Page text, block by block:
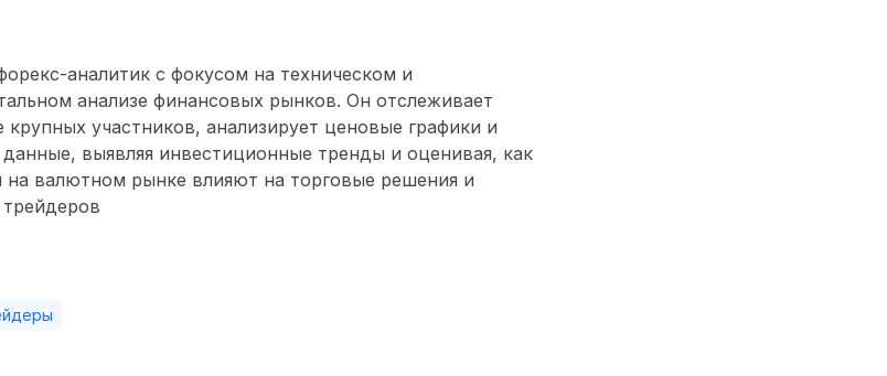
аналитик с фокусом на техническом и
анализе финансовых рынков. Он отслеживает
крупных участников, анализирует ценовые графики и
выявляя инвестиционные тренды и оценивая, как
на валютном рынке влияют на торговые решения и
трейдеров